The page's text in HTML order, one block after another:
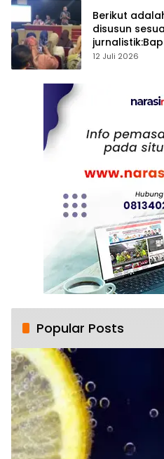
Berikut
disusun
Matangkan
12 Juli 2026
Popular Posts